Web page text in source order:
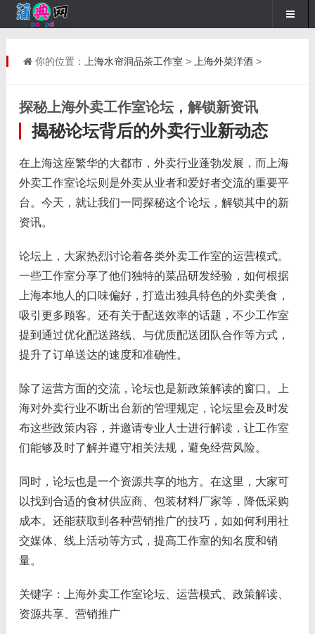
你的位置： 上海水帘洞品茶工作室 > 上海外菜洋酒>
探秘上海外卖工作室论坛，解锁新资讯
揭秘论坛背后的外卖行业新动态
在上海这座繁华的大都市，外卖行业蓬勃发展，而上海
外卖工作室论坛则是外卖从业者和爱好者交流的重要平
台。今天，就让我们一同探秘这个论坛，解锁其中的新
资讯。
论坛上，大家热烈讨论着各类外卖工作室的运营模式。
一些工作室分享了他们独特的菜品研发经验，如何根据
上海本地人的口味偏好，打造出独具特色的外卖美食，
吸引更多顾客。还有关于配送效率的话题，不少工作室
提到通过优化配送路线、与优质配送团队合作等方式，
提升了订单送达的速度和准确性。
除了运营方面的交流，论坛也是新政策解读的窗口。上
海对外卖行业不断出台新的管理规定，论坛里会及时发
布这些政策内容，并邀请专业人士进行解读，让工作室
们能够及时了解并遵守相关法规，避免经营风险。
同时，论坛也是一个资源共享的地方。在这里，大家可
以找到合适的食材供应商、包装材料厂家等，降低采购
成本。还能获取到各种营销推广的技巧，如如何利用社
交媒体、线上活动等方式，提高工作室的知名度和销
量。
关键字：上海外卖工作室论坛、运营模式、政策解读、
资源共享、营销推广